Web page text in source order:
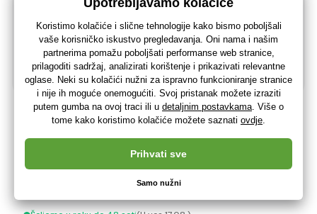
Pre-Line guma 3,3 "Buck Shot S4 Off-Road Buggy (2)
36,88 €(-32 %)